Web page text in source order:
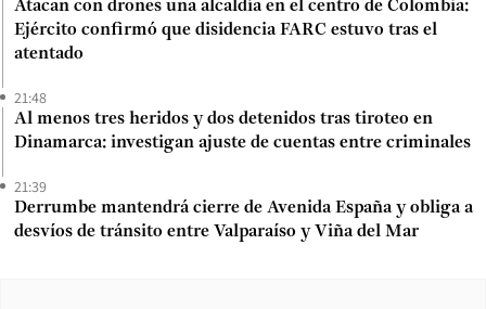
Atacan con drones una alcaldía en el centro de Colombia:
Ejército confirmó que disidencia FARC estuvo tras el
atentado
21:48
Al menos tres heridos y dos detenidos tras tiroteo en
Dinamarca: investigan ajuste de cuentas entre criminales
21:39
Derrumbe mantendrá cierre de Avenida España y obliga a
desvíos de tránsito entre Valparaíso y Viña del Mar